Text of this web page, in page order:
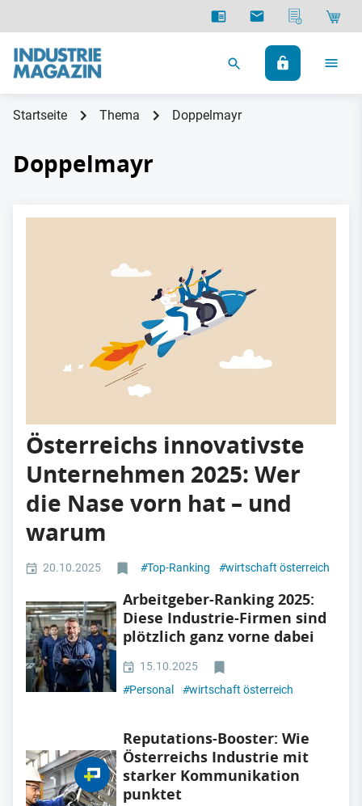
Startseite Thema Doppelmayr
Doppelmayr
Österreichs innovativste
Unternehmen 2025: Wer
die Nase vorn hat – und
warum
20.10.2025 #Top-Ranking #wirtschaft österreich
Arbeitgeber-Ranking 2025:
Diese Industrie-Firmen sind
plötzlich ganz vorne dabei
15.10.2025
#Personal #wirtschaft österreich
Reputations-Booster: Wie
Österreichs Industrie mit
starker Kommunikation
punktet